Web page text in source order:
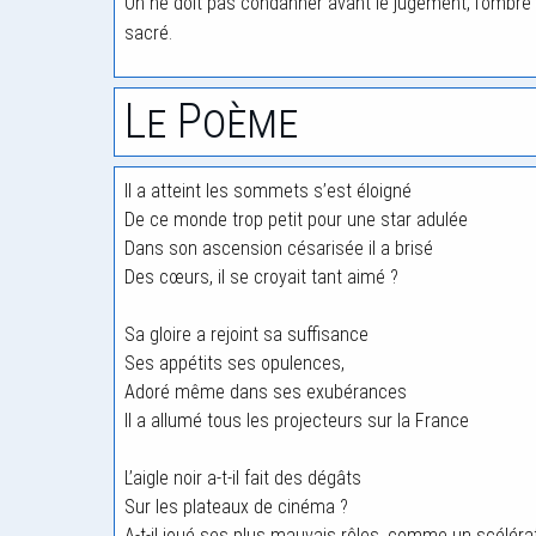
sacré.
Le Poème
Il a atteint les sommets s’est éloigné
De ce monde trop petit pour une star adulée
Dans son ascension césarisée il a brisé
Des cœurs, il se croyait tant aimé ?
Sa gloire a rejoint sa suffisance
Ses appétits ses opulences,
Adoré même dans ses exubérances
Il a allumé tous les projecteurs sur la France
L’aigle noir a-t-il fait des dégâts
Sur les plateaux de cinéma ?